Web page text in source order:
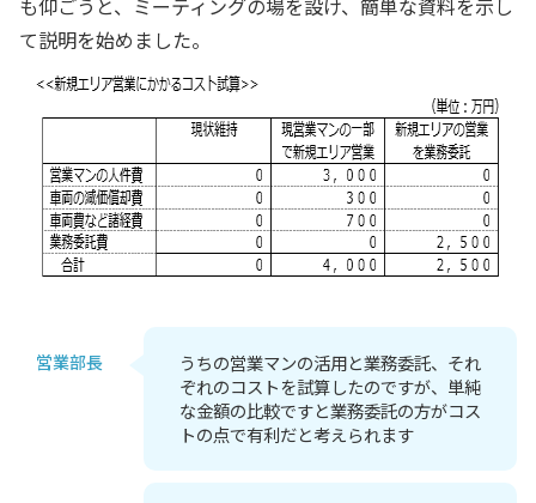
て説明を始めました。
営業部長
うちの営業マンの活用と業務委託、それ
ぞれのコストを試算したのですが、単純
な金額の比較ですと業務委託の方がコス
トの点で有利だと考えられます